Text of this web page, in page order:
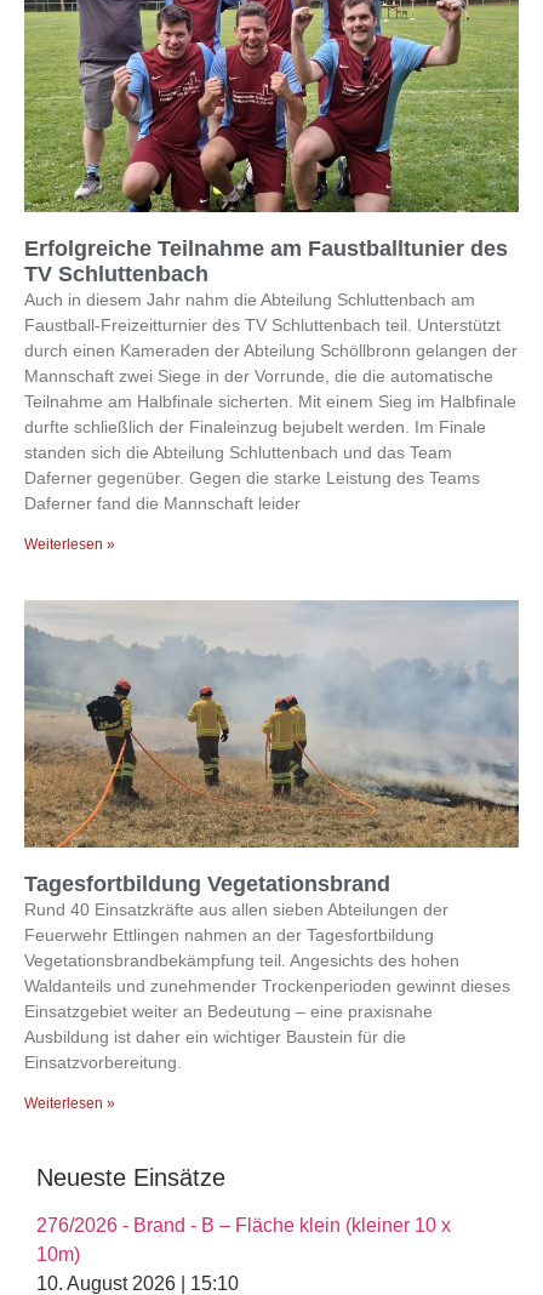
Erfolgreiche Teilnahme am Faustballtunier des
TV Schluttenbach
Auch in diesem Jahr nahm die Abteilung Schluttenbach am
Faustball-Freizeitturnier des TV Schluttenbach teil. Unterstützt
durch einen Kameraden der Abteilung Schöllbronn gelangen der
Mannschaft zwei Siege in der Vorrunde, die die automatische
Teilnahme am Halbfinale sicherten. Mit einem Sieg im Halbfinale
durfte schließlich der Finaleinzug bejubelt werden. Im Finale
standen sich die Abteilung Schluttenbach und das Team
Daferner gegenüber. Gegen die starke Leistung des Teams
Daferner fand die Mannschaft leider
Weiterlesen »
Tagesfortbildung Vegetationsbrand
Rund 40 Einsatzkräfte aus allen sieben Abteilungen der
Feuerwehr Ettlingen nahmen an der Tagesfortbildung
Vegetationsbrandbekämpfung teil. Angesichts des hohen
Waldanteils und zunehmender Trockenperioden gewinnt dieses
Einsatzgebiet weiter an Bedeutung – eine praxisnahe
Ausbildung ist daher ein wichtiger Baustein für die
Einsatzvorbereitung.
Weiterlesen »
Neueste Einsätze
276/2026 - Brand - B – Fläche klein (kleiner 10 x
10m)
10. August 2026 | 15:10